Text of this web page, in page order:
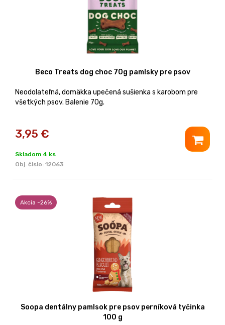
Beco Treats dog choc 70g pamlsky pre psov
Neodolateľná, domäkka upečená sušienka s karobom pre
všetkých psov. Balenie 70g.
3,95 €
Skladom 4 ks
Obj. čislo: 12063
Akcia -26%
Soopa dentálny pamlsok pre psov perníková tyčinka
100 g